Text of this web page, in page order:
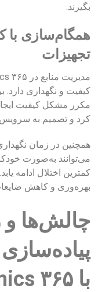
بگیرند.
همگام‌سازی با
تجهیزات
کیفیت و نگهداری دارد.
مکرر مشکل کیفیت
کرد و تصمیم به
همچنین در زمان
می‌توانند به‌صورت
کمترین اختلال ادامه
بهره‌وری و کاهش
چالش‌ها و
با Dynamics ۳۶۵